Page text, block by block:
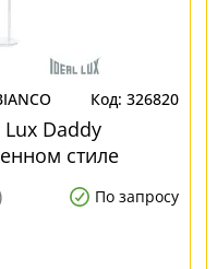
326820
Daddy
стиле
По запросу